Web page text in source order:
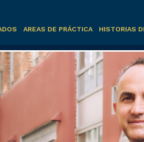
AREAS DE PRÁCTICA HISTORIAS